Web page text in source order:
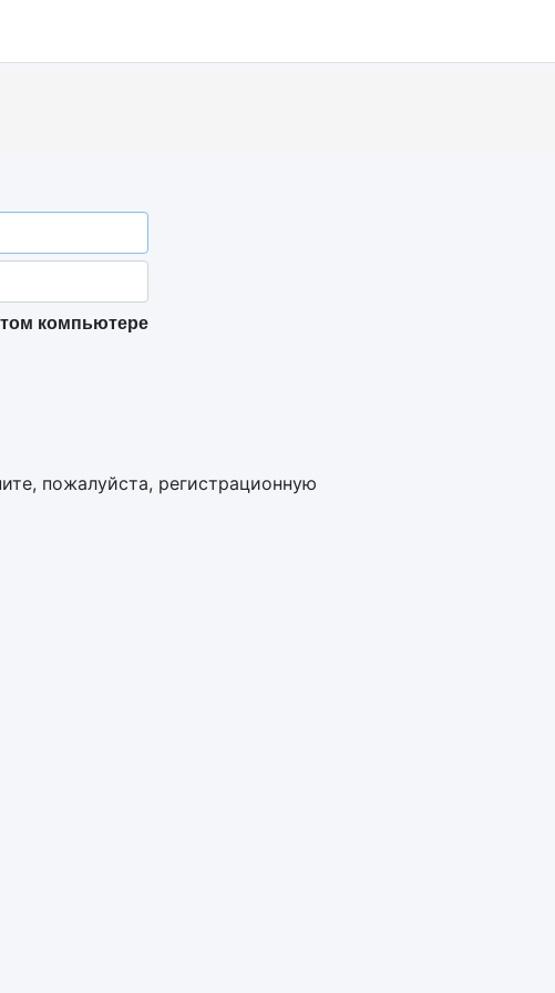
компьютере
пожалуйста, регистрационную